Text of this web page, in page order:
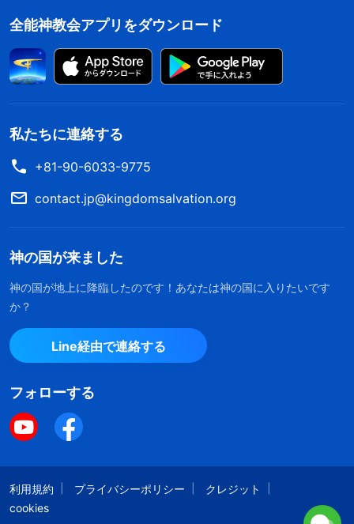
ていた時のことを考えました。神様は兄弟姉妹の気
の言葉を読むようにされました。彼らは私と交わ
導きがなければ、私は揺るぎなく立っていることは
できなかったのです。私自身に自慢できるものなど
なかったのです。そしてこの姉妹はその時、ご主人
ならなかったにも関わらず、彼女の生活に配慮して
あげることができませんでした。私は彼女を避け、
自分自身を考えた時、私は自分が非常に傲慢だと感
応していませんでした。私のしたことで神様の意図
に沿ったものは何一つありませんでした。それに気
づいた私は、神様の前に罪を悔い改めて言いまし
た。「私は喜んでこの姉妹を助け、支えようと思い
ます。その後私は、愛の心で神様の言葉をこの姉妹
全能神教会アプリをダウンロード
私たちに連絡する
+81-90-6033-9775
contact.jp@kingdomsalvation.org
神の国が来ました
神の国が地上に降臨したのです！あなたは神の国に入りたいです
か？
Line経由で連絡する
フォローする
利用規約 プライバシーポリシー
クレジット
cookies